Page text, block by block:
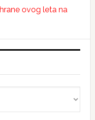
ovog leta na